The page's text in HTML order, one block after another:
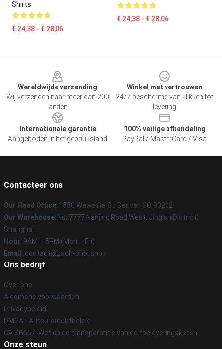
Shirts
€ 24,38 - € 28,06
€ 24,38 - € 28,06
Wereldwijde verzending
Wij verzenden naar meer dan 200
landen
Winkel met vertrouwen
24/7 beschermd van klikken tot
levering
Internationale garantie
Aangeboden in het gebruiksland
100% veilige afhandeling
PayPal / MasterCard / Visa
Contacteer ons
Our Head Office: 1550 Wewatta St, Denver, CO 80202
Our Warehouse: No. 7777 Nanjing Road West, Jing'an District,
Shanghai
Hour: 9AM – 5PM (Mon – Fri)
Email : contact@zach-choi.shop
Ons bedrijf
Over ons
Algemene voorwaarden
Privacybeleid
DMCA - Auteursrechtbeleid
CA SB657: Wet op de transparantie van de toeleveringsketen
Onze steun